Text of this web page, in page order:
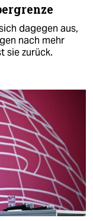
dagegen aus,
nach mehr
sie zurück.